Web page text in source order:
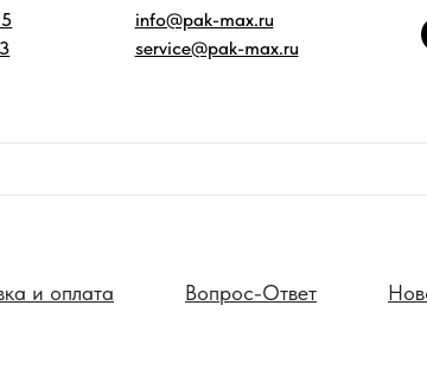
info@pak-max.ru
service@pak-max.ru
и оплата Вопрос-Ответ